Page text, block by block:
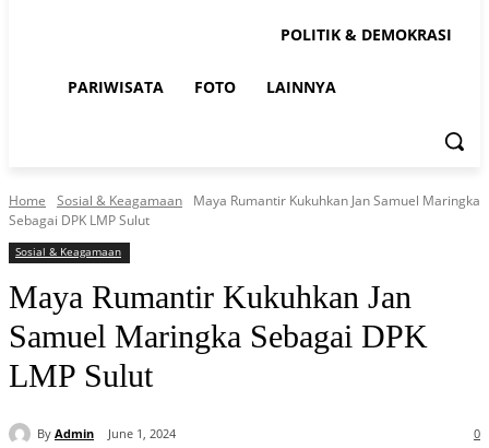
POLITIK & DEMOKRASI
PARIWISATA FOTO LAINNYA
Home Sosial & Keagamaan
Maya Rumantir Kukuhkan Jan Samuel Maringka
Sebagai DPK LMP Sulut
Sosial & Keagamaan
Maya Rumantir Kukuhkan Jan
Samuel Maringka Sebagai DPK
LMP Sulut
By Admin June 1, 2024 0